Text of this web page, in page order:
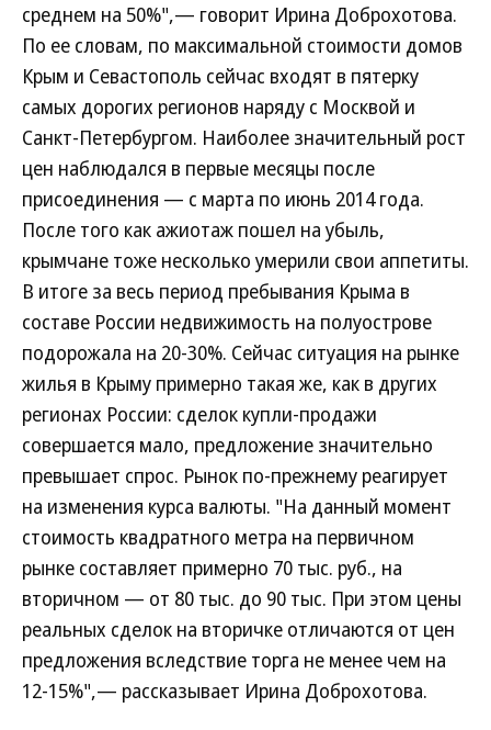
среднем на 50%",— говорит Ирина Доброхотова.
По ее словам, по максимальной стоимости домов
Крым и Севастополь сейчас входят в пятерку
самых дорогих регионов наряду с Москвой и
Санкт-Петербургом. Наиболее значительный рост
цен наблюдался в первые месяцы после
присоединения — с марта по июнь 2014 года.
После того как ажиотаж пошел на убыль,
крымчане тоже несколько умерили свои аппетиты.
В итоге за весь период пребывания Крыма в
составе России недвижимость на полуострове
подорожала на 20-30%. Сейчас ситуация на рынке
жилья в Крыму примерно такая же, как в других
регионах России: сделок купли-продажи
совершается мало, предложение значительно
превышает спрос. Рынок по-прежнему реагирует
на изменения курса валюты. "На данный момент
стоимость квадратного метра на первичном
рынке составляет примерно 70 тыс. руб., на
вторичном — от 80 тыс. до 90 тыс. При этом цены
реальных сделок на вторичке отличаются от цен
предложения вследствие торга не менее чем на
12-15%",— рассказывает Ирина Доброхотова.